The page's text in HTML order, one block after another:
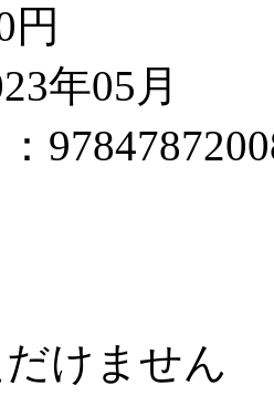
円
年05月
けません